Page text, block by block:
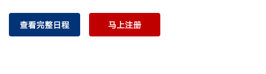
查看完整日程 马上注册